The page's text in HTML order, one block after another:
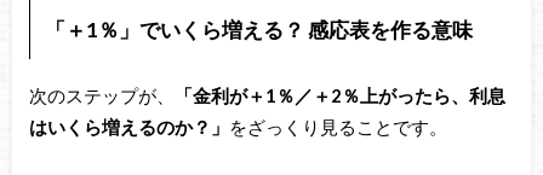
「＋1％」でいくら増える？ 感応表を作る意味
次のステップが、
「金利が＋1％／＋2％上がったら、利息
はいくら増えるのか？」 をざっくり見ることです。